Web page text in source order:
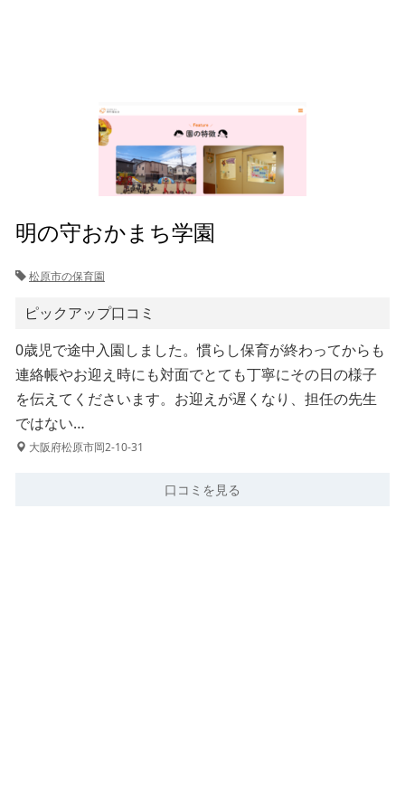
明の守おかまち学園
松原市の保育園
ピックアップ口コミ
0歳児で途中入園しました。慣らし保育が終わってからも
連絡帳やお迎え時にも対面でとても丁寧にその日の様子
を伝えてくださいます。お迎えが遅くなり、担任の先生
ではない…
大阪府松原市岡2-10-31
口コミを見る